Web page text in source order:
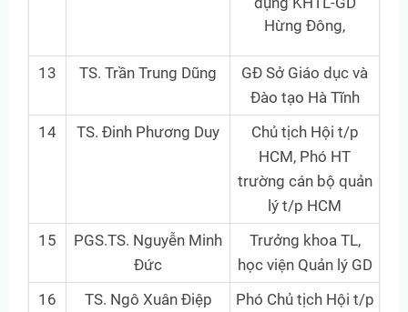
Hừng Đông,
13 TS. Trần Trung Dũng
GĐ Sở Giáo dục và
Đào tạo Hà Tĩnh
14
TS. Đinh Phương Duy
Chủ tịch Hội t/p
HCM, Phó HT
trường cán bộ quản
lý t/p HCM
15
PGS.TS. Nguyễn Minh
Đức
Trưởng khoa TL,
học viện Quản lý GD
16
TS. Ngô Xuân Điệp
Phó Chủ tịch Hội t/p